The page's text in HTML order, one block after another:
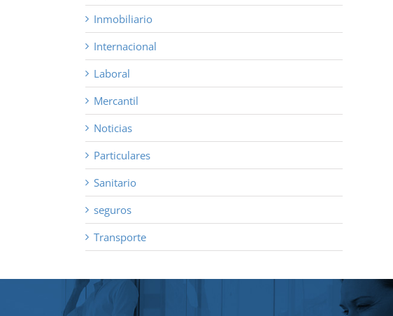
Inmobiliario
Internacional
Laboral
Mercantil
Noticias
Particulares
Sanitario
seguros
Transporte